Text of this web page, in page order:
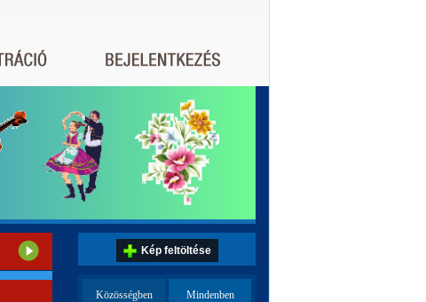
Kép feltöltése
Közösségben Mindenben